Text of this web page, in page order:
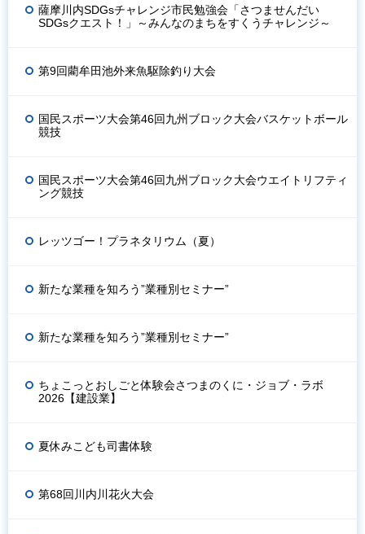
薩摩川内SDGsチャレンジ市民勉強会「さつませんだい
SDGsクエスト！」～みんなのまちをすくうチャレンジ～
第9回藺牟田池外来魚駆除釣り大会
国民スポーツ大会第46回九州ブロック大会バスケットボール
競技
国民スポーツ大会第46回九州ブロック大会ウエイトリフティ
ング競技
レッツゴー！プラネタリウム（夏）
新たな業種を知ろう”業種別セミナー”
新たな業種を知ろう”業種別セミナー”
ちょこっとおしごと体験会さつまのくに・ジョブ・ラボ
2026【建設業】
夏休みこども司書体験
第68回川内川花火大会